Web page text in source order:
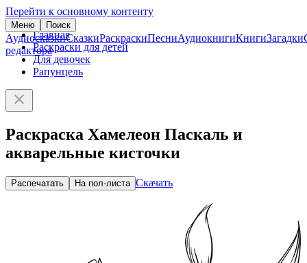
Перейти к основному контенту
Меню Поиск
АудиосказкиСказкиРаскраскиПесниАудиокнигиКнигиЗагадки
редактора
Главная
Раскраски для детей
Для девочек
Рапунцель
Раскраска Хамелеон Паскаль и
акварельные кисточки
Распечатать На пол-листа Скачать